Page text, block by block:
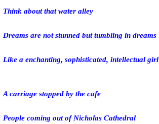
Think about that water alley
Dreams are not stunned but tumbling in dreams
Like a enchanting, sophisticated, intellectual girl
A carriage stopped by the cafe
People coming out of Nicholas Cathedral